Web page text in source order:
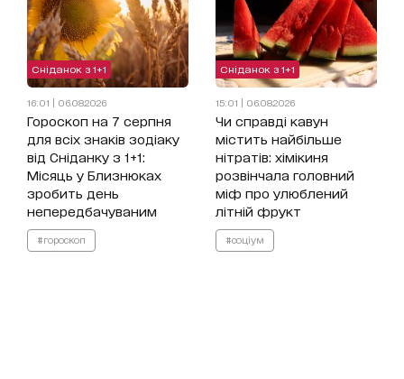
Сніданок з 1+1
16:01 | 06.08.2026
Гороскоп на 7 серпня
для всіх знаків зодіаку
від Сніданку з 1+1:
Місяць у Близнюках
зробить день
непередбачуваним
#гороскоп
Сніданок з 1+1
15:01 | 06.08.2026
Чи справді кавун
містить найбільше
нітратів: хімікиня
розвінчала головний
міф про улюблений
літній фрукт
#соціум